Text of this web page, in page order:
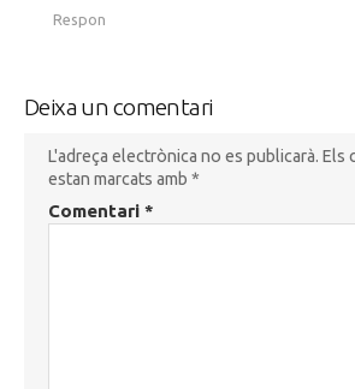
Respon
Deixa un comentari
L'adreça electrònica no es publicarà. Els
estan marcats amb *
Comentari *